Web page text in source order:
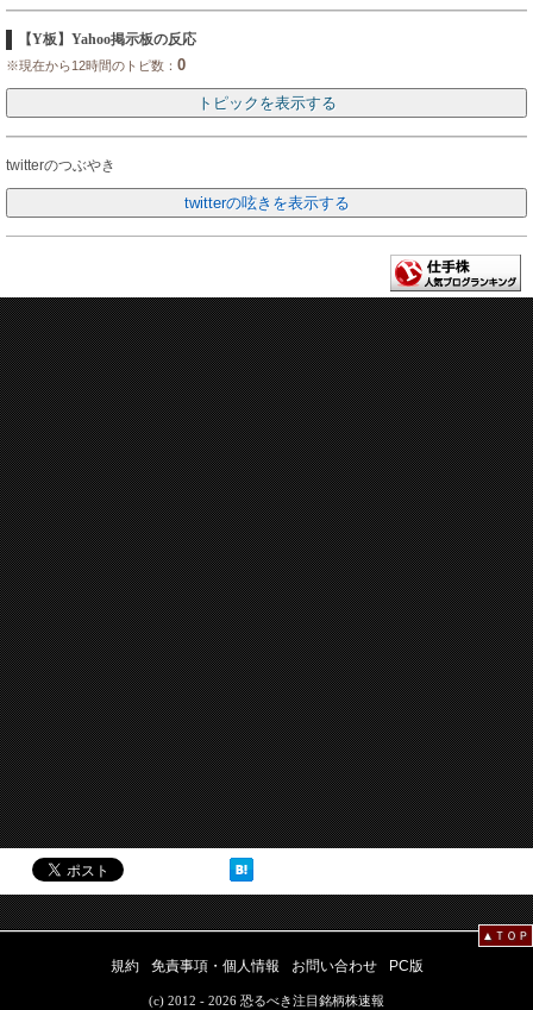
【Y板】Yahoo掲示板の反応
※現在から12時間のトピ数： 0
twitterのつぶやき
▲ＴＯＰ
規約 免責事項・個人情報 お問い合わせ PC版
(c) 2012 - 2026 恐るべき注目銘柄株速報